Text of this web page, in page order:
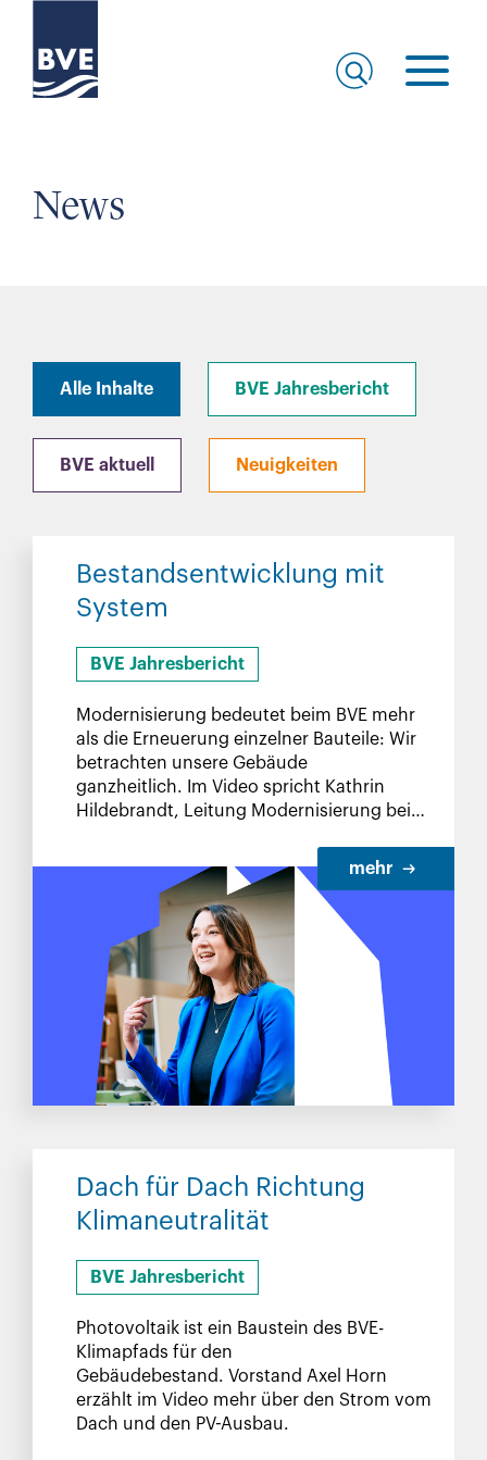
News
Alle Inhalte BVE Jahresbericht
BVE aktuell Neuigkeiten
Bestandsentwicklung mit
System
BVE Jahresbericht
Modernisierung bedeutet beim BVE mehr
als die Erneuerung einzelner Bauteile: Wir
betrachten unsere Gebäude
ganzheitlich. Im Video spricht Kathrin
Hildebrandt, Leitung Modernisierung beim
mehr
Dach für Dach Richtung
Klimaneutralität
BVE Jahresbericht
Photovoltaik ist ein Baustein des BVE-
Klimapfads für den
Gebäudebestand. Vorstand Axel Horn
erzählt im Video mehr über den Strom vom
Dach und den PV-Ausbau.